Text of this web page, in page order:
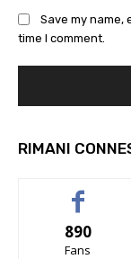
Save my name,
time I comment.
RIMANI
890
Fans